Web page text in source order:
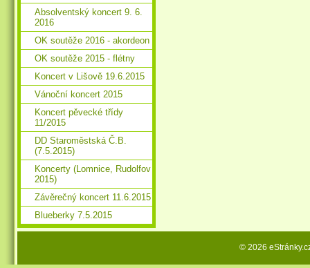
Absolventský koncert 9. 6.
2016
OK soutěže 2016 - akordeon
OK soutěže 2015 - flétny
Koncert v Lišově 19.6.2015
Vánoční koncert 2015
Koncert pěvecké třídy
11/2015
DD Staroměstská Č.B.
(7.5.2015)
Koncerty (Lomnice, Rudolfov
2015)
Závěrečný koncert 11.6.2015
Blueberky 7.5.2015
© 2026